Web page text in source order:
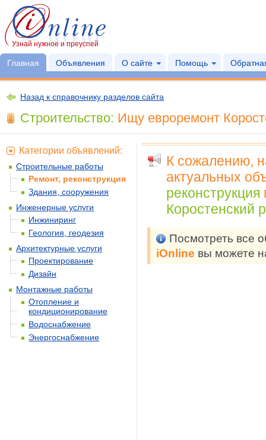
Узнай нужное и преуспей
Главная Объявления О сайте Помощь
Назад к справочнику разделов сайта
Строительство: Ищу евроремонт
К сожалению,
актуальных
реконструкция
Коростенский
Посмотреть все
iOnline вы можете
Категории объявлений:
Строительные работы
Ремонт, реконструкция
Здания, сооружения
Инженерные услуги
Инжиниринг
Геология, геодезия
Архитектурные услуги
Проектирование
Дизайн
Монтажные работы
Отопление и
кондиционирование
Водоснабжение
Энергоснабжение